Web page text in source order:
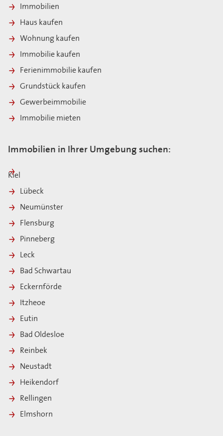
Immobilien
Haus kaufen
Wohnung kaufen
Immobilie kaufen
Ferienimmobilie kaufen
Grundstück kaufen
Gewerbeimmobilie
Immobilie mieten
Immobilien in Ihrer Umgebung suchen:
Kiel
Lübeck
Neumünster
Flensburg
Pinneberg
Leck
Bad Schwartau
Eckernförde
Itzheoe
Eutin
Bad Oldesloe
Reinbek
Neustadt
Heikendorf
Rellingen
Elmshorn